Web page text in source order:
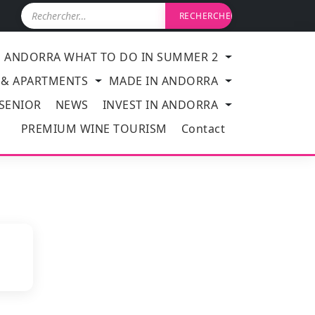
R
e
c
e
r
c
h
r
:
ANDORRA WHAT TO DO IN SUMMER 2
APARTMENTS
MADE IN ANDORRA
NEWS
INVEST IN ANDORRA
PREMIUM WINE TOURISM
Contact